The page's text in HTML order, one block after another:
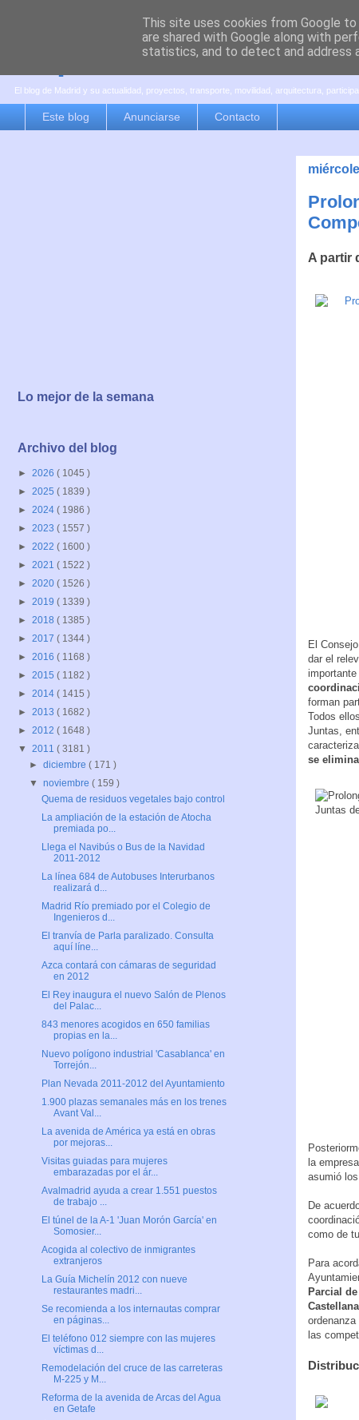
es por madrid
El blog de Madrid y su actualidad, proyectos, transporte, movilidad, arquitectura,
Este blog Anunciarse Contacto
A partir
El
dar el
forman
Todos
Juntas,
se
la
asumió
De
como de
Para
Parcial
las
Lo mejor de la semana
Archivo del blog
► 2026 ( 1045 )
► 2025 ( 1839 )
► 2024 ( 1986 )
► 2023 ( 1557 )
► 2022 ( 1600 )
► 2021 ( 1522 )
► 2020 ( 1526 )
► 2019 ( 1339 )
► 2018 ( 1385 )
► 2017 ( 1344 )
► 2016 ( 1168 )
► 2015 ( 1182 )
► 2014 ( 1415 )
► 2013 ( 1682 )
► 2012 ( 1648 )
▼ 2011 ( 3181 )
►diciembre( 171 )
▼noviembre( 159 )
Quema de residuos vegetales bajo control
La ampliación de la estación de Atocha
premiada po...
Llega el Navibús o Bus de la Navidad
2011-2012
La línea 684 de Autobuses Interurbanos
realizará d...
Madrid Río premiado por el Colegio de
Ingenieros d...
El tranvía de Parla paralizado. Consulta
aquí líne...
Azca contará con cámaras de seguridad
en 2012
El Rey inaugura el nuevo Salón de Plenos
del Palac...
843 menores acogidos en 650 familias
propias en la...
Nuevo polígono industrial 'Casablanca' en
Torrejón...
Plan Nevada 2011-2012 del Ayuntamiento
1.900 plazas semanales más en los trenes
Avant Val...
La avenida de América ya está en obras
por mejoras...
Visitas guiadas para mujeres
embarazadas por el ár...
Avalmadrid ayuda a crear 1.551 puestos
de trabajo ...
El túnel de la A-1 'Juan Morón García' en
Somosier...
Acogida al colectivo de inmigrantes
extranjeros
La Guía Michelín 2012 con nueve
restaurantes madri...
Se recomienda a los internautas comprar
en páginas...
El teléfono 012 siempre con las mujeres
víctimas d...
Remodelación del cruce de las carreteras
M-225 y M...
Reforma de la avenida de Arcas del Agua
en Getafe
This site uses cookies from Google
are shared with Google along with
statistics, and to detect and address